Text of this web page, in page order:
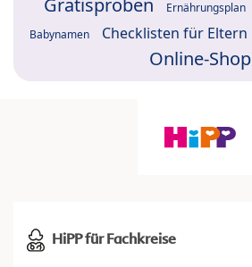
Ernährungsplan
Babynamen Checklisten für Eltern
Online-Shop
HiPP für Fachkreise